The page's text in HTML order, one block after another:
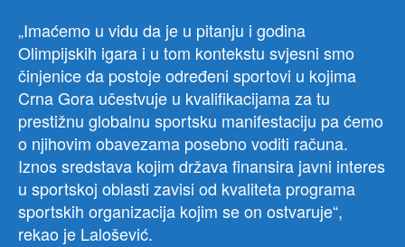
„Imaćemo u vidu da je u pitanju i godina
Olimpijskih igara i u tom kontekstu svjesni smo
činjenice da postoje određeni sportovi u kojima
Crna Gora učestvuje u kvalifikacijama za tu
prestižnu globalnu sportsku manifestaciju pa ćemo
o njihovim obavezama posebno voditi računa.
Iznos sredstava kojim država finansira javni interes
u sportskoj oblasti zavisi od kvaliteta programa
sportskih organizacija kojim se on ostvaruje“,
rekao je Lalošević.